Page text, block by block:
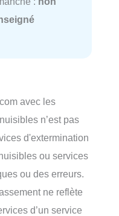
avec les
n’est pas
d'extermination
ou services
ou des erreurs.
ne reflète
d’un service